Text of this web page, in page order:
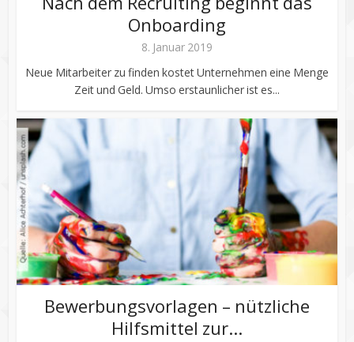
Onboarding
8. Januar 2019
Neue Mitarbeiter zu finden kostet Unternehmen eine Menge
Zeit und Geld. Umso erstaunlicher ist es...
Bewerbungsvorlagen – nützliche
Hilfsmittel zur...